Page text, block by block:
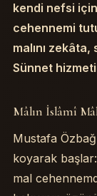
kendi nefsi
cehennemi
malını
Sünnet
Table of
Cehennemde
Mâlın Allâh
Mü’mîn
İlgili Sohbetler
Mâlın İslâmî
Mustafa
koyarak
mal